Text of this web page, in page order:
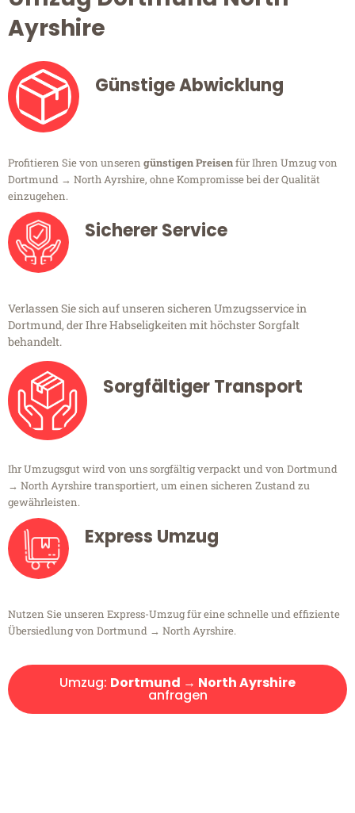
Ayrshire
Günstige Abwicklung
Profitieren Sie von unseren günstigen Preisenfür Ihren Umzug von
Dortmund → North Ayrshire, ohne Kompromisse bei der Qualität
einzugehen.
Sicherer Service
Verlassen Sie sich auf unseren sicheren Umzugsservice in
Dortmund, der Ihre Habseligkeiten mit höchster Sorgfalt
behandelt.
Sorgfältiger Transport
Ihr Umzugsgut wird von uns sorgfältig verpackt und von Dortmund
→ North Ayrshire transportiert, um einen sicheren Zustand zu
gewährleisten.
Express Umzug
Nutzen Sie unseren Express-Umzug für eine schnelle und effiziente
Übersiedlung von Dortmund → North Ayrshire.
Umzug: Dortmund → North Ayrshire
anfragen